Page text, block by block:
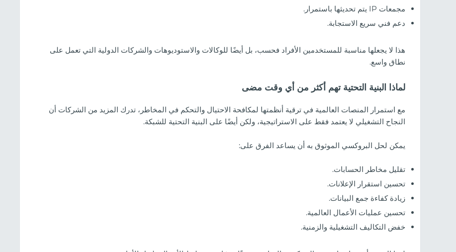
مجمعات IP يتم تحديثها باستمرار.
دعم فني سريع الاستجابة.
هذا لا يجعلها مناسبة للمستخدمين الأفراد فحسب، بل أيضًا للوكالات والاستوديوهات والشركات الدولية التي تعمل على
نطاق واسع.
لماذا البنية التحتية تهم أكثر من أي وقت مضى
مع استمرار المنصات العالمية في ترقية أنظمتها لمكافحة الاحتيال والتحكم في المخاطر، تدرك المزيد من الشركات أن
النجاح التشغيلي لا يعتمد فقط على الاستراتيجية، ولكن أيضًا على البنية التحتية للشبكة.
يمكن لحل البروكسي الموثوق به أن يساعد الفرق على:
تقليل مخاطر الحسابات.
تحسين استقرار الإعلانات.
زيادة كفاءة جمع البيانات.
تحسين عمليات الأعمال العالمية.
خفض التكاليف التشغيلية والزمنية.